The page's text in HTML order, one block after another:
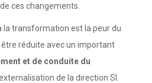
ces changements.
la transformation est la peur du
réduite avec un important
et de conduite du
de la direction SI.